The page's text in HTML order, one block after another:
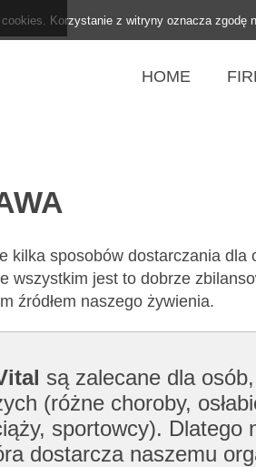
Korzystanie z witryny oznacza zgodę
HOME
kilka sposobów dostarczania
wszystkim jest to dobrze
źródłem naszego żywienia.
są zalecane dla
(różne choroby,
sportowcy).
dostarcza naszemu